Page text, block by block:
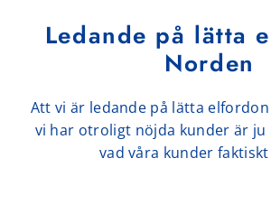
Ledande på lätta
Norden
Att vi är ledande på lätta
vi har otroligt nöjda kunder är ju
vad våra kunder